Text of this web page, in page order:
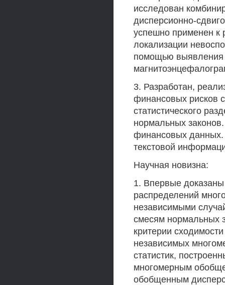
исследован
дисперсионно-
успешно применен к
локализации
помощью выявления
3. Разработан,
финансовых рисков
статистического
нормальных
финансовых данных.
текстовой
Научная новизна:
1. Впервые
распределений
независимыми
смесям нормальных
критерии
независимых
статистик,
многомерным
обобщенным